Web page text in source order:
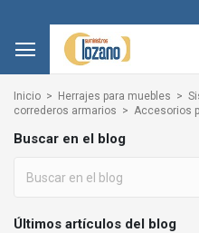
Inicio Herrajes para muebles
correderos armarios
Accesorios
Buscar en el blog
Últimos artículos del blog